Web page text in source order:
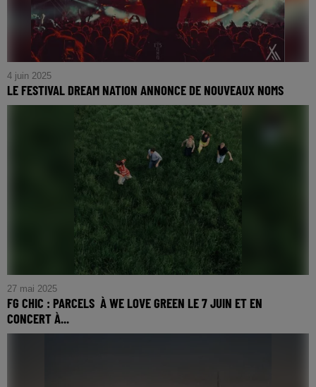
4 juin 2025
LE FESTIVAL DREAM NATION ANNONCE DE NOUVEAUX NOMS
27 mai 2025
FG CHIC : PARCELS À WE LOVE GREEN LE 7 JUIN ET EN
CONCERT À...
FG CHIC : PARCELS À WE LOVE GREEN LE 7 JUIN ET